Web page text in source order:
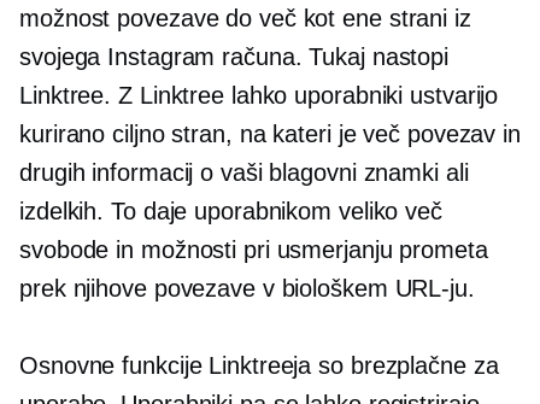
možnost povezave do več kot ene strani iz
svojega Instagram računa. Tukaj nastopi
Linktree. Z Linktree lahko uporabniki ustvarijo
kurirano ciljno stran, na kateri je več povezav in
drugih informacij o vaši blagovni znamki ali
izdelkih. To daje uporabnikom veliko več
svobode in možnosti pri usmerjanju prometa
prek njihove povezave v biološkem URL-ju.
Osnovne funkcije Linktreeja so brezplačne za